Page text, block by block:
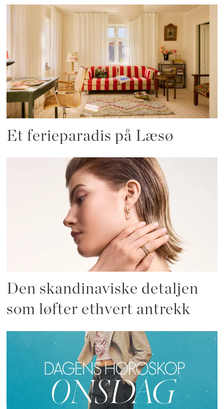
Et ferieparadis på Læsø
Den skandinaviske detaljen
som løfter ethvert antrekk